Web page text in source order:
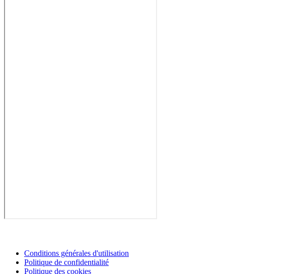
Conditions générales d'utilisation
Politique de confidentialité
Politique des cookies